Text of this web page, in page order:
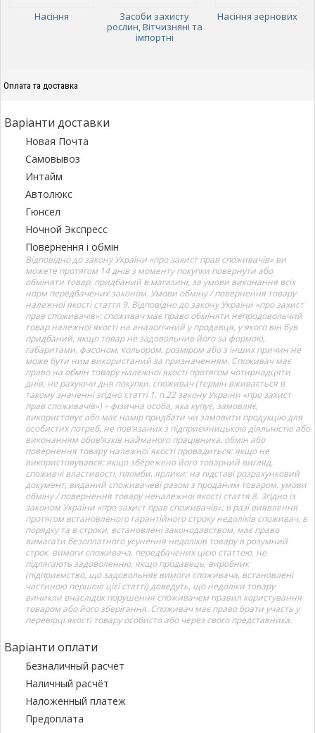
Насіння
Засоби захисту
рослин, Вітчизняні та
імпортні
Насіння зернових
Оплата та доставка
Варіанти доставки
Новая Почта
Самовывоз
Интайм
Автолюкс
Гюнсел
Ночной Экспресс
Повернення і обмін
Відповідно до закону України «про захист прав споживачів» ви
можете протягом 14 днів з моменту покупки повернути або
обміняти товар, придбаний в магазині, за умови виконання всіх
норм передбачених законом. Умови обміну / повернення товару
належної якості стаття 9. Відповідно до закону України «про захист
прав споживачів»: споживач має право обміняти непродовольчий
товар належної якості на аналогічний у продавця, у якого він був
придбаний, якщо товар не задовольнив його за формою,
габаритами, фасоном, кольором, розміром або з інших причин не
може бути ним використаний за призначенням. Споживач має
право на обмін товару належної якості протягом чотирнадцяти
днів, не рахуючи дня покупки. споживач (термін вживається в
такому значенні згідно статті 1. п.22 закону України «про захист
прав споживачів») – фізична особа, яка купує, замовляє,
використовує або має намір придбати чи замовити продукцію для
особистих потреб, не пов’язаних з підприємницькою діяльністю або
виконанням обов’язків найманого працівника. обмін або
повернення товару належної якості провадиться: якщо не
використовувався; якщо збережено його товарний вигляд,
споживчі властивості, пломби, ярлики; на підставі розрахунковий
документ, виданий споживачеві разом з проданим товаром. умови
обміну / повернення товару неналежної якості стаття 8. Згідно із
законом України «про захист прав споживачів»: в разі виявлення
протягом встановленого гарантійного строку недоліків споживач, в
порядку та в строки, встановлені законодавством, має право
вимагати безоплатного усунення недоліків товару в розумний
строк. вимоги споживача, передбачених цією статтею, не
підлягають задоволенню, якщо продавець, виробник
(підприємство, що задовольняє вимоги споживача, встановлені
частиною першою цієї статті) доведуть, що недоліки товару
виникли внаслідок порушення споживачем правил користування
товаром або його зберігання. Споживач має право брати участь у
перевірці якості товару особисто або через свого представника.
Варіанти оплати
Безналичный расчёт
Наличный расчёт
Наложенный платеж
Предоплата